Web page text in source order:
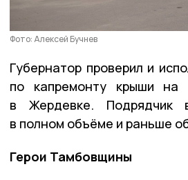
Фото: Алексей Бучнев
Губернатор проверил и
по капремонту крыши на
в Жердевке. Подрядчик
в полном объёме и раньше
Герои Тамбовщины